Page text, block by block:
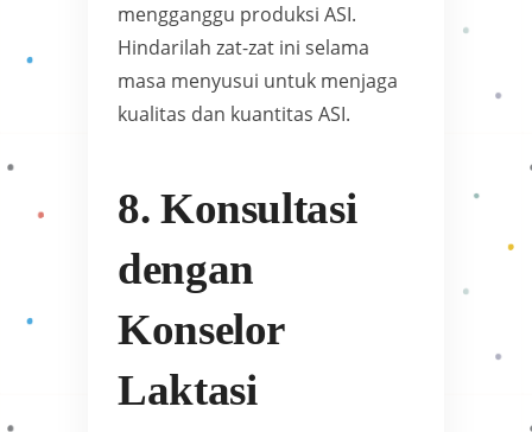
mengganggu produksi ASI.
Hindarilah zat-zat ini selama
masa menyusui untuk menjaga
kualitas dan kuantitas ASI.
8. Konsultasi
dengan
Konselor
Laktasi